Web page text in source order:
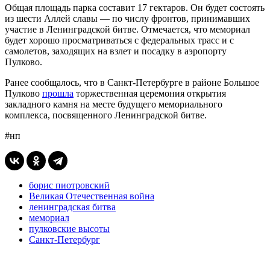
Общая площадь парка составит 17 гектаров. Он будет состоять
из шести Аллей славы — по числу фронтов, принимавших
участие в Ленинградской битве. Отмечается, что мемориал
будет хорошо просматриваться с федеральных трасс и с
самолетов, заходящих на взлет и посадку в аэропорту
Пулково.
Ранее сообщалось, что в Санкт-Петербурге в районе Большое
Пулково прошла торжественная церемония открытия
закладного камня на месте будущего мемориального
комплекса, посвященного Ленинградской битве.
#нп
борис пиотровский
Великая Отечественная война
ленинградская битва
мемориал
пулковские высоты
Санкт-Петербург